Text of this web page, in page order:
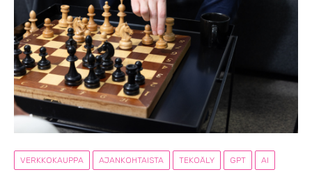
VERKKOKAUPPA AJANKOHTAISTA TEKOÄLY GPT AI